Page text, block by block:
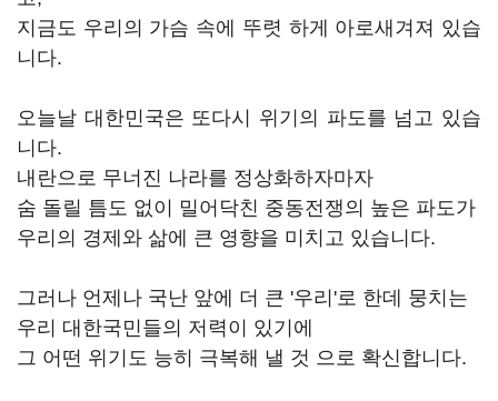
지금도 우리의 가슴 속에 뚜렷 하게 아로새겨져 있습
니다.
오늘날 대한민국은 또다시 위기의 파도를 넘고 있습
니다.
내란으로 무너진 나라를 정상화하자마자
숨 돌릴 틈도 없이 밀어닥친 중동전쟁의 높은 파도가
우리의 경제와 삶에 큰 영향을 미치고 있습니다.
그러나 언제나 국난 앞에 더 큰 '우리'로 한데 뭉치는
우리 대한국민들의 저력이 있기에
그 어떤 위기도 능히 극복해 낼 것 으로 확신합니다.